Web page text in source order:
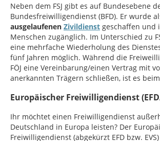
Neben dem FSJ gibt es auf Bundesebene
Bundesfreiwilligendienst (BFD). Er wurde
ausgelaufenen Zivildienst geschaffen und
Menschen zugänglich. Im Unterschied zu
eine mehrfache Wiederholung des
fünf Jahren möglich. Während die
FÖJ eine Vereinbarung/einen Vertrag mit
anerkannten Trägern schließen, ist es
Europäischer Freiwilligendienst
Ihr möchtet einen Freiwilligendienst
Deutschland in Europa leisten? Der
Freiwilligendienst (abgekürzt EFD bzw.